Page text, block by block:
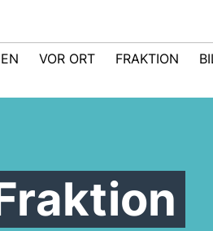
VOR ORT FRAKTION